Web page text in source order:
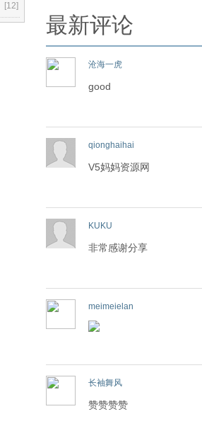
[12]
最新评论
沧海一虎
good
qionghaihai
V5妈妈资源网
KUKU
非常感谢分享
meimeielan
长袖舞风
赞赞赞赞